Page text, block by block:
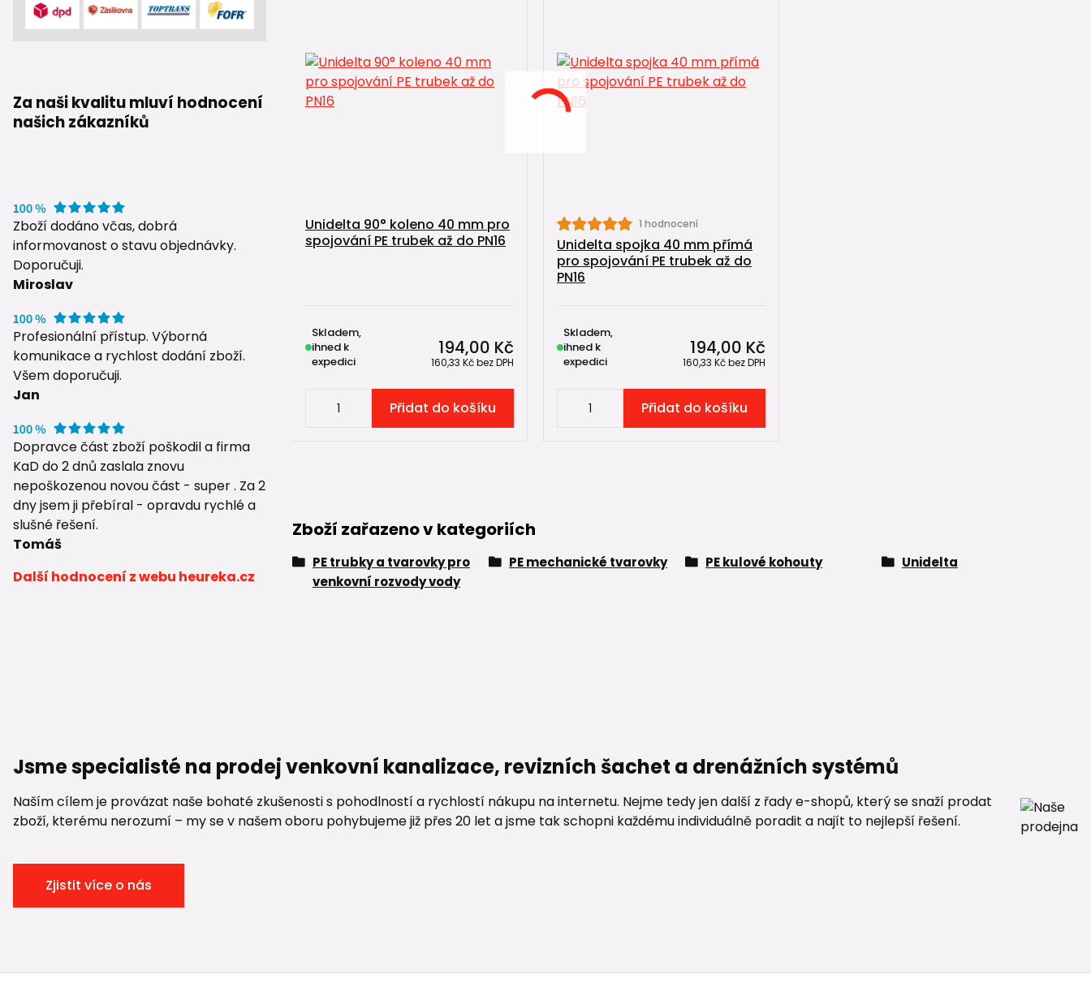
Za naši kvalitu mluví hodnocení
našich zákazníků
Zboží dodáno včas, dobrá
informovanost o stavu objednávky.
Doporučuji.
Miroslav
Profesionální přístup. Výborná
komunikace a rychlost dodání zboží.
Všem doporučuji.
Jan
Dopravce část zboží poškodil a firma
KaD do 2 dnů zaslala znovu
nepoškozenou novou část - super . Za 2
dny jsem ji přebíral - opravdu rychlé a
slušné řešení.
Tomáš
Další hodnocení z webu heureka.cz
Unidelta 90° koleno 40 mm pro
spojování PE trubek až do PN16
194,00 Kč
160,33 Kčbez DPH
Skladem,
ihned k
expedici
Přidat do košíku
1 hodnocení
Unidelta spojka 40 mm přímá
pro spojování PE trubek až do
PN16
194,00 Kč
160,33 Kčbez DPH
Skladem,
ihned k
expedici
Přidat do košíku
Zboží zařazeno v kategoriích
PE trubky a tvarovky pro
venkovní rozvody vody
PE mechanické tvarovky PE kulové kohouty Unidelta
Jsme specialisté na prodej venkovní kanalizace, revizních šachet a drenážních systémů
Naším cílem je provázat naše bohaté zkušenosti s pohodlností a rychlostí nákupu na internetu. Nejme tedy jen další z řady e-shopů, který se snaží prodat
zboží, kterému nerozumí – my se v našem oboru pohybujeme již přes 20 let a jsme tak schopni každému individuálně poradit a najít to nejlepší řešení.
Zjistit více o nás